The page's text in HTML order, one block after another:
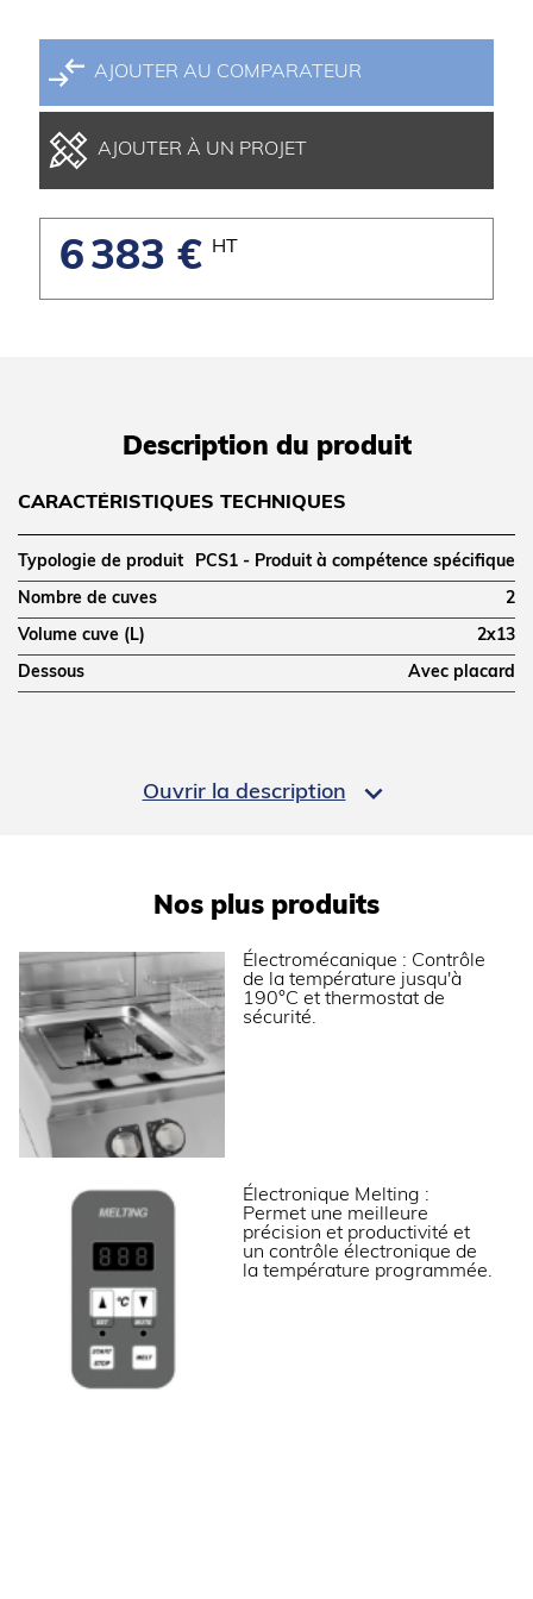
AJOUTER AU COMPARATEUR
AJOUTER À UN PROJET
6 383 € HT
Ouvrir la description 
Description du produit
CARACTÉRISTIQUES TECHNIQUES
Typologie de produit PCS1 - Produit à compétence spécifique
Nombre de cuves 2
Volume cuve (L) 2x13
Dessous Avec placard
Profondeur (mm)
Dimensions extérieures (LxPxH) (mm)
ALIMENTATION
Puissance gaz (kW)
Puissance électrique raccordée (kW)
Tension (V)
LOGISTIQUE
Dimensions emballage (LxPxH) (mm) 845x825x1200
Poids brut (kg)
Informations complémentaires
Nos plus produits
Électromécanique : Contrôle
de la température jusqu'à
190°C et thermostat de
sécurité.
Électronique Melting :
Permet une meilleure
précision et productivité et
un contrôle électronique de
la température programmée.